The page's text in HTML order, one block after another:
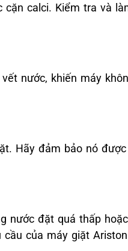
calci. Kiểm tra và
nước, khiến máy
Hãy đảm bảo nó
nước đặt quá thấp
của máy giặt